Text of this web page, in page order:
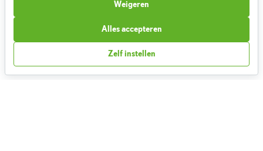
Betaalmethoden
Klachtenprocedure
Partnerprogramma
Zelf instellen
Weigeren
Alles accepteren